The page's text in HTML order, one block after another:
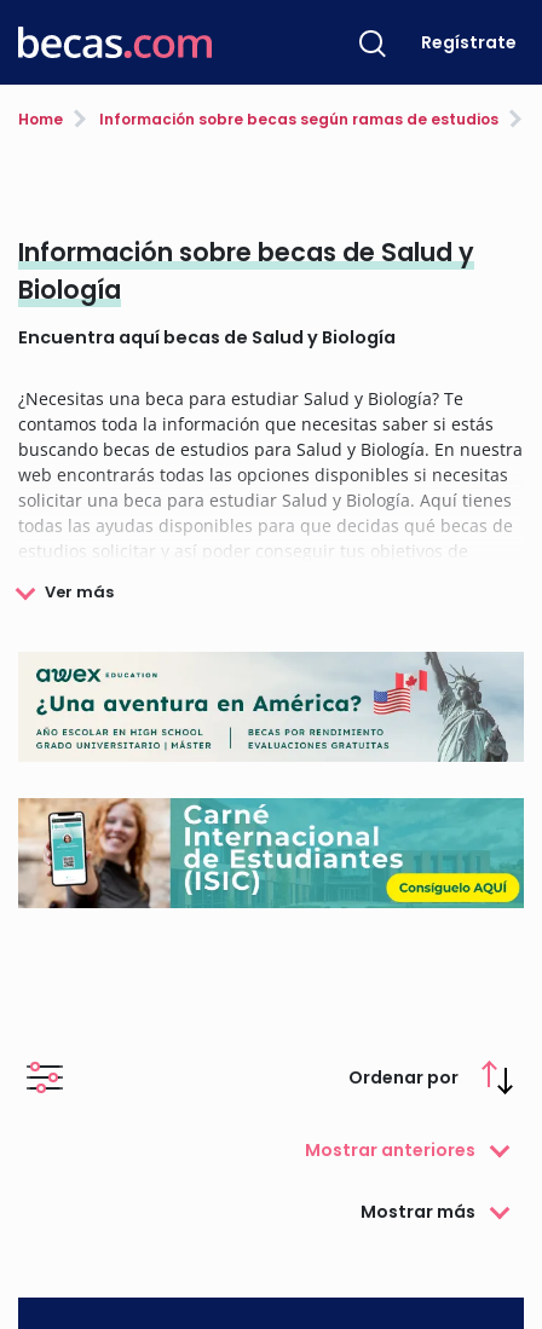
Regístrate
Home Información sobre becas según ramas de estudios
Información sobre becas de Salud y
Biología
Encuentra aquí becas de Salud y Biología
¿Necesitas una beca para estudiar Salud y Biología? Te
contamos toda la información que necesitas saber si estás
buscando becas de estudios para Salud y Biología. En nuestra
web encontrarás todas las opciones disponibles si necesitas
solicitar una beca para estudiar Salud y Biología. Aquí tienes
todas las ayudas disponibles para que decidas qué becas de
estudios solicitar y así poder conseguir tus objetivos de
Ordenar por
Mostrar anteriores
Mostrar más